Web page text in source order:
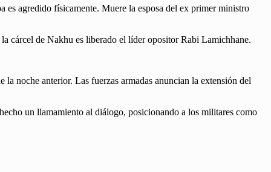
agredido físicamente. Muere la esposa del ex primer ministro
cárcel de Nakhu es liberado el líder opositor Rabi Lamichhane.
noche anterior. Las fuerzas armadas anuncian la extensión del
un llamamiento al diálogo, posicionando a los militares como